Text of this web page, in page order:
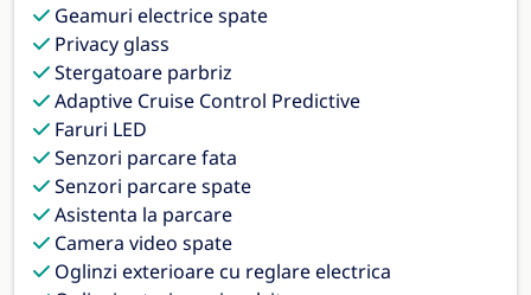
Geamuri electrice spate
Privacy glass
Stergatoare parbriz
Adaptive Cruise Control Predictive
Faruri LED
Senzori parcare fata
Senzori parcare spate
Asistenta la parcare
Camera video spate
Oglinzi exterioare cu reglare electrica